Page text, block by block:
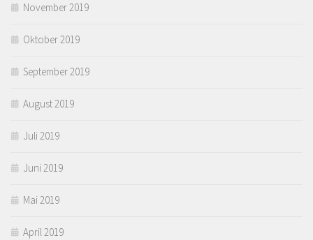
November 2019
Oktober 2019
September 2019
August 2019
Juli 2019
Juni 2019
Mai 2019
April 2019